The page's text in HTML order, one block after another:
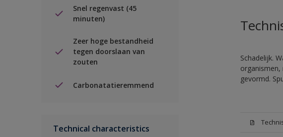
Snel regenvast (45
minuten)
Zeer hoge bestandheid
tegen doorslaan van
zouten
Carbonatatieremmend
Technical characteristics
Schadelijk.
organismen,
gevormd.